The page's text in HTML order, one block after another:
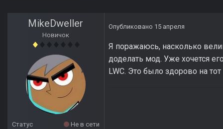
MikeDweller
Новичок
Статус
Не в сети
Опубликовано 15 апреля
Я поражаюсь, насколько
доделать мод. Уже хочется
LWC. Это было здорово на